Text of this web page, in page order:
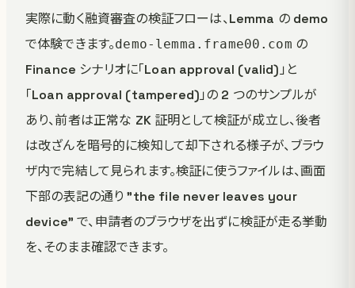
実際に動く融資審査の検証フローは、Lemma の demo
で体験できます。demo-lemma.frame00.com の
Finance シナリオに「Loan approval (valid)」と
「Loan approval (tampered)」の 2 つのサンプルが
あり、前者は正常な ZK 証明として検証が成立し、後者
は改ざんを暗号的に検知して却下される様子が、ブラウ
ザ内で完結して見られます。検証に使うファイルは、画面
下部の表記の通り "the file never leaves your
device" で、申請者のブラウザを出ずに検証が走る挙動
を、そのまま確認できます。